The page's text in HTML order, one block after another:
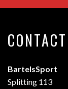
CONTACT
BartelsSport
Splitting 113